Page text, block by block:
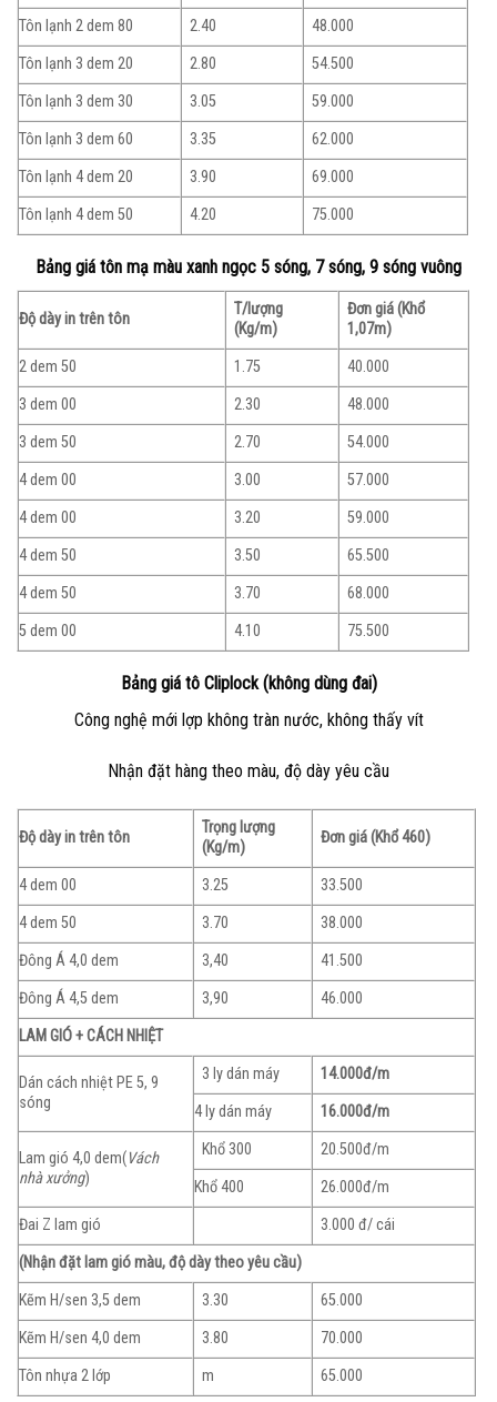
Tôn lạnh 2 dem 80 2.40
48.000
Tôn lạnh 3 dem 20
2.80
54.500
Tôn lạnh 3 dem 30
3.05
59.000
Tôn lạnh 3 dem 60
3.35
62.000
Tôn lạnh 4 dem 20
3.90
69.000
Tôn lạnh 4 dem 50
4.20 75.000
Bảng giá tôn mạ màu xanh ngọc 5 sóng, 7 sóng, 9 sóng vuông
Độ dày in trên tôn
T/lượng
(Kg/m)
Đơn giá (Khổ
1,07m)
2 dem 50
1.75
40.000
3 dem 00
2.30
48.000
3 dem 50
2.70
54.000
4 dem 00
3.00
57.000
4 dem 00
3.20
59.000
4 dem 50
3.50
65.500
4 dem 50
3.70
68.000
5 dem 00
4.10 75.500
Bảng giá tô Cliplock (không dùng đai)
Công nghệ mới lợp không tràn nước, không thấy vít
Nhận đặt hàng theo màu, độ dày yêu cầu
Độ dày in trên tôn
Trọng lượng
(Kg/m)
Đơn giá (Khổ 460)
4 dem 00 3.25
33.500
4 dem 50
3.70
38.000
Đông Á 4,0 dem
3,40
41.500
Đông Á 4,5 dem
3,90
46.000
LAM GIÓ + CÁCH NHIỆT
Dán cách nhiệt PE 5, 9
sóng
3 ly dán máy
14.000đ/m
4 ly dán máy
16.000đ/m
Lam gió 4,0 dem(Vách
nhà xưởng)
Khổ 300
20.500đ/m
Khổ 400
26.000đ/m
Đai Z lam gió
3.000 đ/ cái
(Nhận đặt lam gió màu, độ dày theo yêu cầu)
Kẽm H/sen 3,5 dem
3.30
65.000
Kẽm H/sen 4,0 dem
3.80
70.000
Tôn nhựa 2 lớp
m 65.000